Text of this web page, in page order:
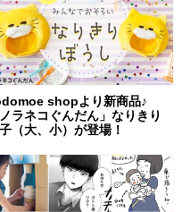
shopより新商品♪
ノラネコぐんだん」なりきり
（大、小）が登場！